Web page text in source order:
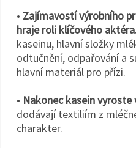
• Zajímavostí výrobního
hraje roli klíčového
kaseinu, hlavní složky
odtučnění, odpařování a
hlavní materiál pro přízi.
• Nakonec kasein
dodávají textiliím z
charakter.